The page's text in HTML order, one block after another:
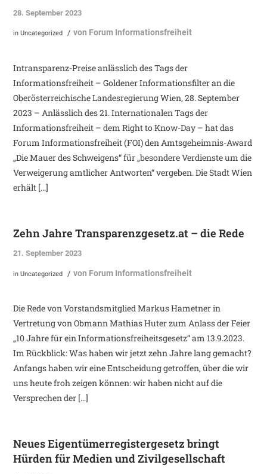
28. September 2023
inUncategorized / von Forum Informationsfreiheit
Intransparenz-Preise anlässlich des Tags der
Informationsfreiheit – Goldener Informationsfilter an die
Oberösterreichische Landesregierung Wien, 28. September
2023 – Anlässlich des 21. Internationalen Tags der
Informationsfreiheit – dem Right to Know-Day – hat das
Forum Informationsfreiheit (FOI) den Amtsgeheimnis-Award
„Die Mauer des Schweigens“ für „besondere Verdienste um die
Verweigerung amtlicher Antworten“ vergeben. Die Stadt Wien
erhält […]
Zehn Jahre Transparenzgesetz.at – die Rede
21. September 2023
inUncategorized / von Forum Informationsfreiheit
Die Rede von Vorstandsmitglied Markus Hametner in
Vertretung von Obmann Mathias Huter zum Anlass der Feier
„10 Jahre für ein Informationsfreiheitsgesetz“ am 13.9.2023.
Im Rückblick: Was haben wir jetzt zehn Jahre lang gemacht?
Anfangs haben wir eine Entscheidung getroffen, über die wir
uns heute froh zeigen können: wir haben nicht auf die
Versprechen der […]
Neues Eigentümerregistergesetz bringt
Hürden für Medien und Zivilgesellschaft